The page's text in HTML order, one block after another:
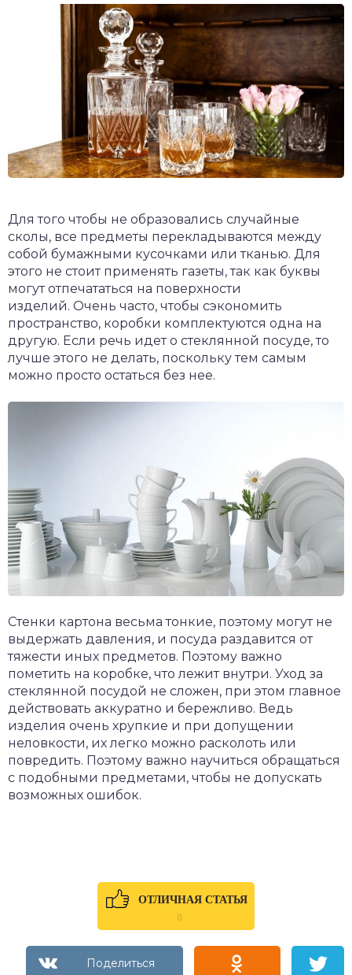
Для того чтобы не образовались случайные
сколы, все предметы перекладываются между
собой бумажными кусочками или тканью. Для
этого не стоит применять газеты, так как буквы
могут отпечататься на поверхности
изделий. Очень часто, чтобы сэкономить
пространство, коробки комплектуются одна на
другую. Если речь идет о стеклянной посуде, то
лучше этого не делать, поскольку тем самым
можно просто остаться без нее.
Стенки картона весьма тонкие, поэтому могут не
выдержать давления, и посуда раздавится от
тяжести иных предметов. Поэтому важно
пометить на коробке, что лежит внутри. Уход за
стеклянной посудой не сложен, при этом главное
действовать аккуратно и бережливо. Ведь
изделия очень хрупкие и при допущении
неловкости, их легко можно расколоть или
повредить. Поэтому важно научиться обращаться
с подобными предметами, чтобы не допускать
возможных ошибок.
ОТЛИЧНАЯ СТАТЬЯ
0